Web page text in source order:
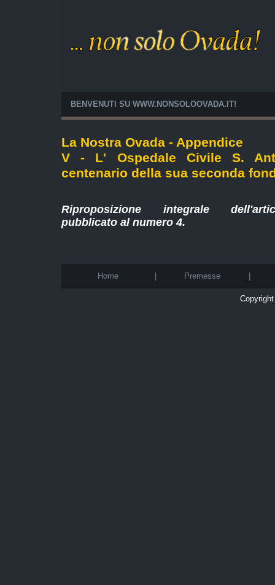
BENVENUTI SU WWW.NONSOLOOVADA.IT!
La Nostra Ovada - Appendice
V - L' Ospedale Civile S.
centenario della sua seconda
Riproposizione integrale
pubblicato al numero4.
Home Premesse